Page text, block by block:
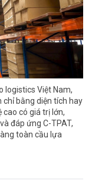
logistics Việt Nam,
bằng diện tích hay
cao có giá trị lớn,
đáp ứng C-TPAT,
toàn cầu lựa